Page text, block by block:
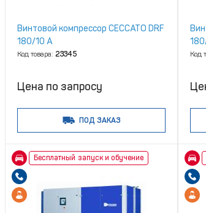
Винтовой компрессор CECCATO DRF
180/10 A
Код товара: 23345
Цена по запросу
ПОД ЗАКАЗ
Код
Бесплатный запуск и обучение